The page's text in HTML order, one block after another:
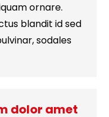
ornare.
blandit id sed
sodales
dolor amet